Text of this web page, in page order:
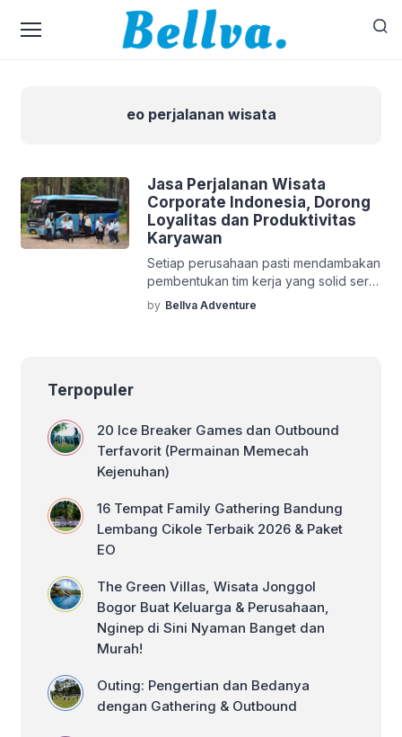
eo perjalanan wisata
Jasa Perjalanan Wisata
Corporate Indonesia, Dorong
Loyalitas dan Produktivitas
Karyawan
Setiap perusahaan pasti mendambakan
pembentukan tim kerja yang solid serta
produktif untuk memenangkan
persaingan bisnis jangka panjang.
menyegarkan kembali pikiran tim
operasional maupun manajerial.
Menggunakan jasa perjalanan wisata
corporate indonesia menjadi solusi
by Bellva Adventure
Terpopuler
20 Ice Breaker Games dan Outbound
Terfavorit (Permainan Memecah
Kejenuhan)
16 Tempat Family Gathering Bandung
Lembang Cikole Terbaik 2026 & Paket
EO
The Green Villas, Wisata Jonggol
Bogor Buat Keluarga & Perusahaan,
Nginep di Sini Nyaman Banget dan
Murah!
Outing: Pengertian dan Bedanya
dengan Gathering & Outbound